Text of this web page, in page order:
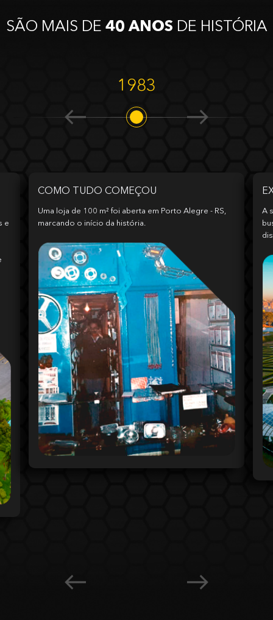
SÃO MAIS DE 40 ANOS DE HISTÓRIA
1983
e
COMO TUDO COMEÇOU
Uma loja de 100 m² foi aberta em Porto Alegre - RS,
marcando o início da história.
A